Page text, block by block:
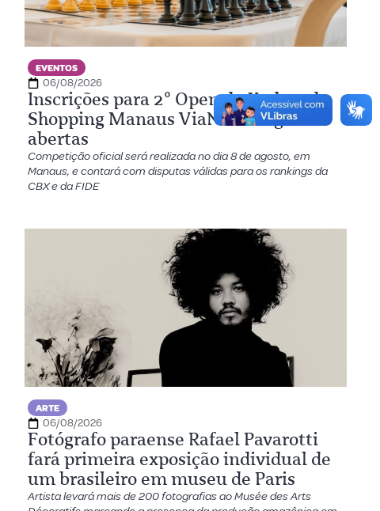
EVENTOS
06/08/2026
Inscrições para 2º Open de Xadrez do
Shopping Manaus ViaNorte seguem
abertas
Competição oficial será realizada no dia 8 de agosto, em
Manaus, e contará com disputas válidas para os rankings da
CBX e da FIDE
ARTE
06/08/2026
Fotógrafo paraense Rafael Pavarotti
fará primeira exposição individual de
um brasileiro em museu de Paris
Artista levará mais de 200 fotografias ao Musée des Arts